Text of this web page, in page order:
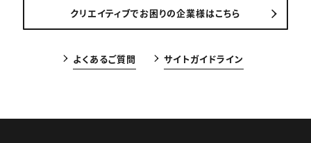
クリエイティブでお困りの企業様はこちら
よくあるご質問 サイトガイドライン